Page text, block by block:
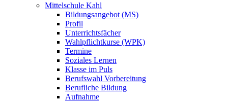
Mittelschule Kahl
Bildungsangebot (MS)
Profil
Unterrichtsfächer
Wahlpflichtkurse (WPK)
Termine
Soziales Lernen
Klasse im Puls
Berufswahl Vorbereitung
Berufliche Bildung
Aufnahme